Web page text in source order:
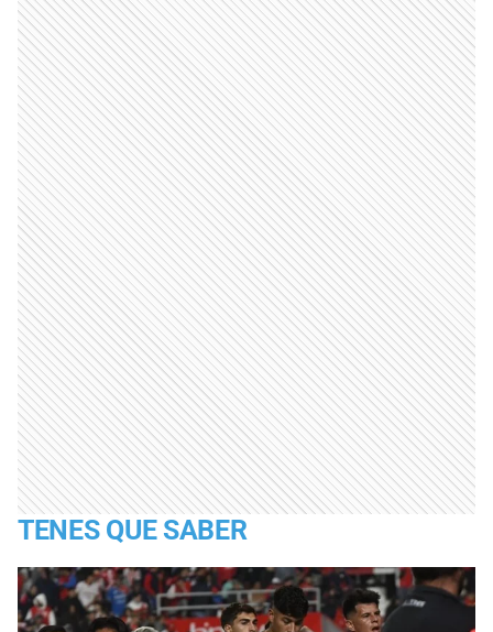
TENES QUE SABER